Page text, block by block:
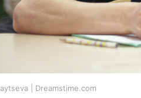
| Dreamstime.com